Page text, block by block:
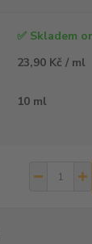
✅ Skladem
23,90 Kč / ml
10 ml